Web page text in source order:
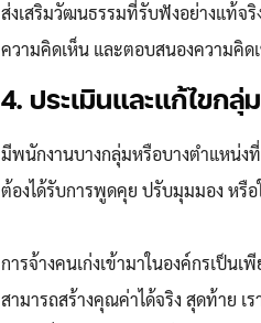
ส่งเสริมวัฒนธรรมที่รับฟังอย่างแท้จ
ความคิดเห็น และตอบสนองความคิด
4. ประเมินและแก้ไขก
มีพนักงานบางกลุ่มหรือบางตำแหน่
ต้องได้รับการพูดคุย ปรับมุมมอง หรื
การจ้างคนเก่งเข้ามาในองค์กรเป็น
สามารถสร้างคุณค่าได้จริง สุดท้าย เ